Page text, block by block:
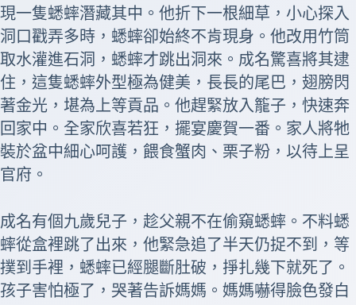
現一隻蟋蟀潛藏其中。他折下一根細草，小心探入
洞口戳弄多時，蟋蟀卻始終不肯現身。他改用竹筒
取水灌進石洞，蟋蟀才跳出洞來。成名驚喜將其逮
住，這隻蟋蟀外型極為健美，長長的尾巴，翅膀閃
著金光，堪為上等貢品。他趕緊放入籠子，快速奔
回家中。全家欣喜若狂，擺宴慶賀一番。家人將牠
裝於盆中細心呵護，餵食蟹肉、栗子粉，以待上呈
官府。
成名有個九歲兒子，趁父親不在偷窺蟋蟀。不料蟋
蟀從盒裡跳了出來，他緊急追了半天仍捉不到，等
撲到手裡，蟋蟀已經腿斷肚破，掙扎幾下就死了。
孩子害怕極了，哭著告訴媽媽。媽媽嚇得臉色發白